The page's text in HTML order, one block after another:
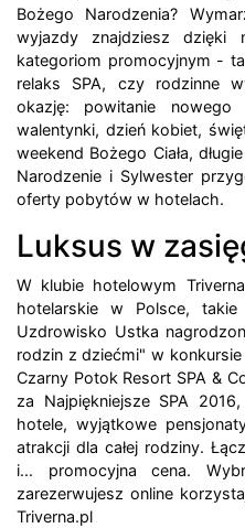
Bożego Narodzenia?
wyjazdy znajdziesz dzięki
kategoriom promocyjnym -
relaks SPA, czy rodzinne
okazję: powitanie
walentynki, dzień kobiet,
weekend Bożego Ciała,
Narodzenie i Sylwester
oferty pobytów w hotelach.
Luksus w
W klubie hotelowym
hotelarskie w Polsce,
Uzdrowisko Ustka
rodzin z dziećmi" w
Czarny Potok Resort SPA &
za Najpiękniejsze SPA
hotele, wyjątkowe
atrakcji dla całej rodziny.
i... promocyjna cena.
zarezerwujesz online
Triverna.pl